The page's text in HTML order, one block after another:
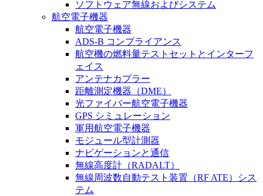
ソフトウェア無線およびシステム
航空電子機器
航空電子機器
ADS-B コンプライアンス
航空機の燃料量テストセットとインターフ
ェイス
アンテナカプラー
距離測定機器（DME）
光ファイバー航空電子機器
GPS シミュレーション
軍用航空電子機器
モジュール型計測器
ナビゲーションと通信
無線高度計（RADALT）
無線周波数自動テスト装置（RF ATE）シス
テム